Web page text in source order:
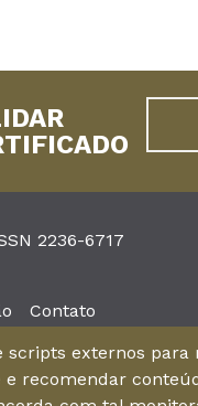
2236-6717
Contato
Desembargador Moreira,
scripts externos
recomendar